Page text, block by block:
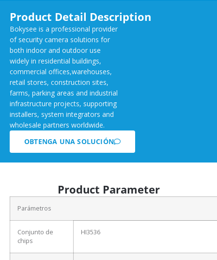
Product Detail Description
Bokysee is a professional provider
of security camera solutions for
both indoor and outdoor use
widely in residential buildings,
commercial offices,warehouses,
retail stores, construction sites,
farms, parking areas and industrial
infrastructure projects, supporting
installers, system integrators and
wholesale partners worldwide.
OBTENGA UNA SOLUCIÓN
Product Parameter
Parámetros
Conjunto de
chips
HI3536